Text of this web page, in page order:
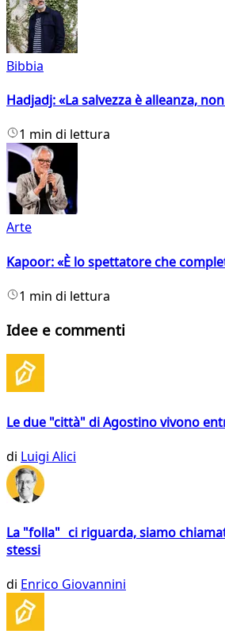
Bibbia
Hadjadj: «La salvezza è alleanza,
1 min di lettura
Arte
Kapoor: «È lo spettatore che
1 min di lettura
Idee e commenti
Le due "città" di Agostino vivono
di Luigi Alici
La "folla" ci riguarda, siamo
stessi
di Enrico Giovannini